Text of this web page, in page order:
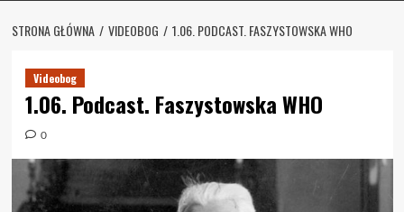
STRONA GŁÓWNA VIDEOBOG 1.06. PODCAST. FASZYSTOWSKA WHO
Videobog
1.06. Podcast. Faszystowska WHO
0